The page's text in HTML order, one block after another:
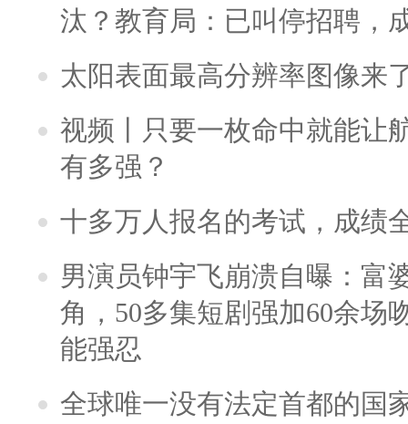
汰？教育局：已叫停招聘，
太阳表面最高分辨率图像来
视频丨只要一枚命中就能让
有多强？
十多万人报名的考试，成绩
男演员钟宇飞崩溃自曝：富
角，50多集短剧强加60余场
能强忍
全球唯一没有法定首都的国